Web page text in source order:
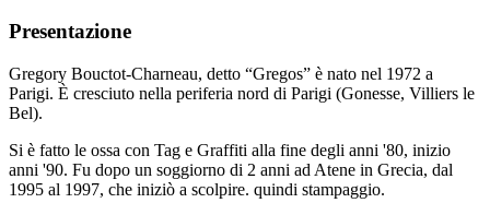
Presentazione
Gregory Bouctot-Charneau, detto “Gregos” è nato nel 1972 a
Parigi. È cresciuto nella periferia nord di Parigi (Gonesse, Villiers le
Bel).
Si è fatto le ossa con Tag e Graffiti alla fine degli anni '80, inizio
anni '90. Fu dopo un soggiorno di 2 anni ad Atene in Grecia, dal
1995 al 1997, che iniziò a scolpire. quindi stampaggio.